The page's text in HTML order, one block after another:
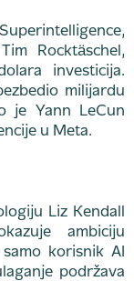
Rocktäschel,
investicija.
milijardu
je Yann LeCun
u Meta.
Liz Kendall
ambiciju
korisnik AI
podržava